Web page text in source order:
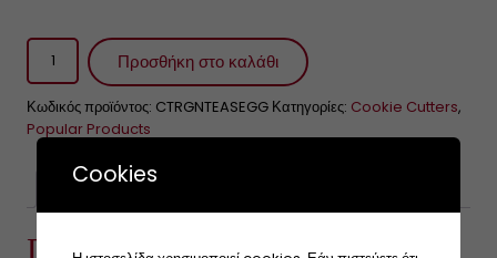
Giant
Easter
Egg
cutter
ποσότητα
Προσθήκη στο καλάθι
Κωδικός προϊόντος: CTRGNTEASEGG Κατηγορίες: Cookie Cutters,
Popular Products
Περιγραφή Αξιολογήσεις (0)
Cookies